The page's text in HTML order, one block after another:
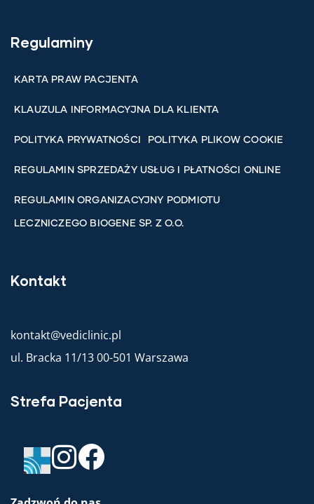
Regulaminy
KARTA PRAW PACJENTA
KLAUZULA INFORMACYJNA DLA KLIENTA
POLITYKA PRYWATNOŚCI POLITYKA PLIKOW COOKIE
REGULAMIN SPRZEDAŻY USŁUG I PŁATNOŚCI ONLINE
REGULAMIN ORGANIZACYJNY PODMIOTU
LECZNICZEGO BIOGENE SP. Z O.O.
Kontakt
kontakt@vediclinic.pl
ul. Bracka 11/13 00-501 Warszawa
Strefa Pacjenta